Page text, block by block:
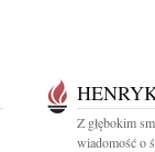
Z głębokim
wiadomość o